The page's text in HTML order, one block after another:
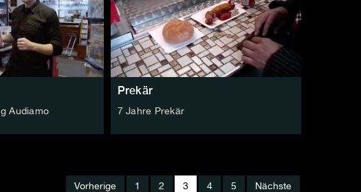
Audiamo
Prekär
7 Jahre Prekär
Vorherige 1 2 3 4 5 Nächste